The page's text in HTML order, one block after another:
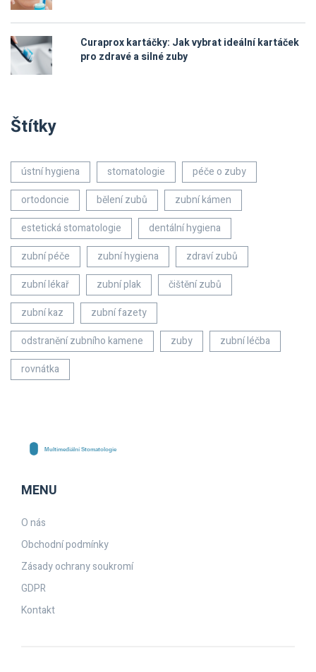
Curaprox kartáčky: Jak vybrat ideální kartáček
pro zdravé a silné zuby
Štítky
ústní hygiena stomatologie
péče o zuby
ortodoncie
bělení zubů
zubní kámen
estetická stomatologie
dentální hygiena
zubní péče
zubní hygiena
zdraví zubů
zubní lékař
zubní plak
čištění zubů
zubní kaz
zubní fazety
odstranění zubního kamene
zuby
zubní léčba
rovnátka
MENU
O nás
Obchodní podmínky
Zásady ochrany soukromí
GDPR
Kontakt